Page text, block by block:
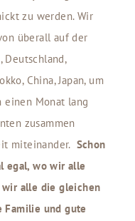
zu werden. Wir
überall auf der
Deutschland,
China, Japan, um
einen Monat lang
zusammen
miteinander. Schon
egal, wo wir alle
wir alle die gleichen
Familie und gute